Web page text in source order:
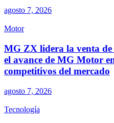
agosto 7, 2026
Motor
MG ZX lidera la venta
el avance de MG Motor
competitivos del mercado
agosto 7, 2026
Tecnología